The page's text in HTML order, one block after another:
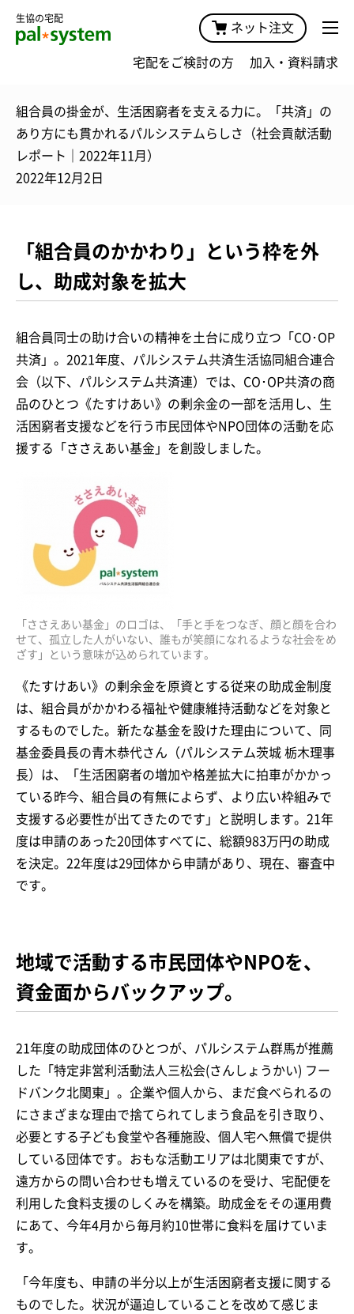
生協の宅配
ネット注文
宅配をご検討の方 加入・資料請求
組合員の掛金が、生活困窮者を支える力に。「共済」の
あり方にも貫かれるパルシステムらしさ（社会貢献活動
レポート｜2022年11月）
2022年12月2日
「組合員のかかわり」という枠を外
し、助成対象を拡大
組合員同士の助け合いの精神を土台に成り立つ「CO･OP
共済」。2021年度、パルシステム共済生活協同組合連合
会（以下、パルシステム共済連）では、CO･OP共済の商
品のひとつ《たすけあい》の剰余金の一部を活用し、生
活困窮者支援などを行う市民団体やNPO団体の活動を応
援する「ささえあい基金」を創設しました。
「ささえあい基金」のロゴは、「手と手をつなぎ、顔と顔を合わ
せて、孤立した人がいない、誰もが笑顔になれるような社会をめ
ざす」という意味が込められています。
《たすけあい》の剰余金を原資とする従来の助成金制度
は、組合員がかかわる福祉や健康維持活動などを対象と
するものでした。新たな基金を設けた理由について、同
基金委員長の青木恭代さん（パルシステム茨城 栃木理事
長）は、「生活困窮者の増加や格差拡大に拍車がかかっ
ている昨今、組合員の有無によらず、より広い枠組みで
支援する必要性が出てきたのです」と説明します。21年
度は申請のあった20団体すべてに、総額983万円の助成
を決定。22年度は29団体から申請があり、現在、審査中
です。
地域で活動する市民団体やNPOを、
資金面からバックアップ。
21年度の助成団体のひとつが、パルシステム群馬が推薦
した「特定非営利活動法人三松会(さんしょうかい) フー
ドバンク北関東」。企業や個人から、まだ食べられるの
にさまざまな理由で捨てられてしまう食品を引き取り、
必要とする子ども食堂や各種施設、個人宅へ無償で提供
している団体です。おもな活動エリアは北関東ですが、
遠方からの問い合わせも増えているのを受け、宅配便を
利用した食料支援のしくみを構築。助成金をその運用費
にあて、今年4月から毎月約10世帯に食料を届けていま
す。
「今年度も、申請の半分以上が生活困窮者支援に関する
ものでした。状況が逼迫していることを改めて感じま